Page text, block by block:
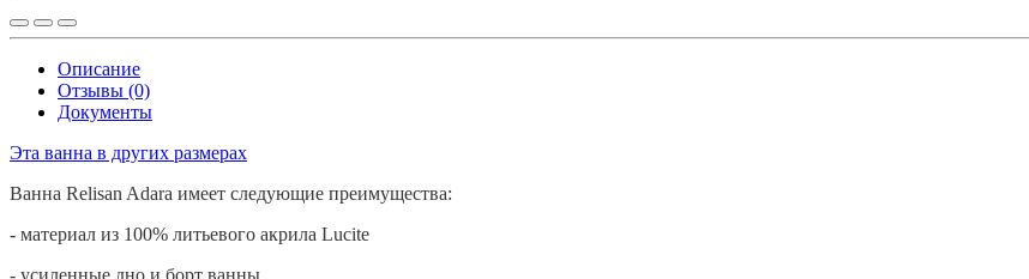
Описание
Отзывы (0)
Документы
Эта ванна в других размерах
Ванна Relisan Adara имеет следующие преимущества:
- материал из 100% литьевого акрила Lucite
- усиленные дно и борт ванны